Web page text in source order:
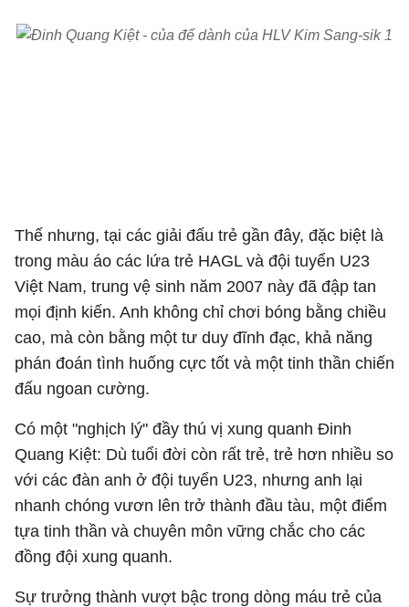
Thế nhưng, tại các giải đấu trẻ gần đây, đặc biệt là
trong màu áo các lứa trẻ HAGL và đội tuyển U23
Việt Nam, trung vệ sinh năm 2007 này đã đập tan
mọi định kiến. Anh không chỉ chơi bóng bằng chiều
cao, mà còn bằng một tư duy đĩnh đạc, khả năng
phán đoán tình huống cực tốt và một tinh thần chiến
đấu ngoan cường.
Có một "nghịch lý" đầy thú vị xung quanh Đinh
Quang Kiệt: Dù tuổi đời còn rất trẻ, trẻ hơn nhiều so
với các đàn anh ở đội tuyển U23, nhưng anh lại
nhanh chóng vươn lên trở thành đầu tàu, một điểm
tựa tinh thần và chuyên môn vững chắc cho các
đồng đội xung quanh.
Sự trưởng thành vượt bậc trong dòng máu trẻ của